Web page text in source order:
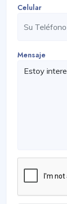
Celular
Mensaje